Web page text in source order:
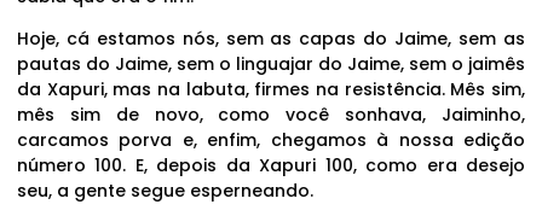
Hoje, cá estamos nós, sem as capas do Jaime, sem as
pautas do Jaime, sem o linguajar do Jaime, sem o jaimês
da Xapuri, mas na labuta, firmes na resistência. Mês sim,
mês sim de novo, como você sonhava, Jaiminho,
carcamos porva e, enfim, chegamos à nossa edição
número 100. E, depois da Xapuri 100, como era desejo
seu, a gente segue esperneando.